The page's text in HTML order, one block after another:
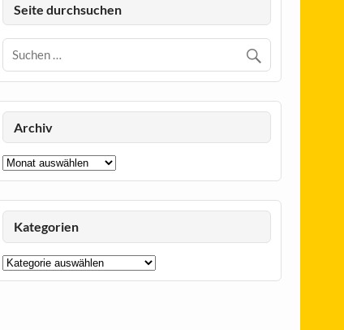
Seite durchsuchen
Archiv
Archiv
Kategorien
Kategorien